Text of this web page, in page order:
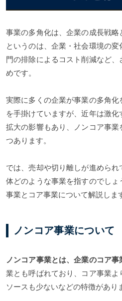
事業の多角化は、企業の成長戦略
というのは、企業・社会環境の
門の排除によるコスト削減など
めです。
実際に多くの企業が事業の多角
を手掛けていますが、近年は激
拡大の影響もあり、ノンコア事
つあります。
では、売却や切り離しが進めら
体どのような事業を指すのでし
事業とコア事業について解説しま
ノンコア事業について
ノンコア事業とは、企業のコア事
業とも呼ばれており、コア事業よ
ソースも少ないなどの特徴があり